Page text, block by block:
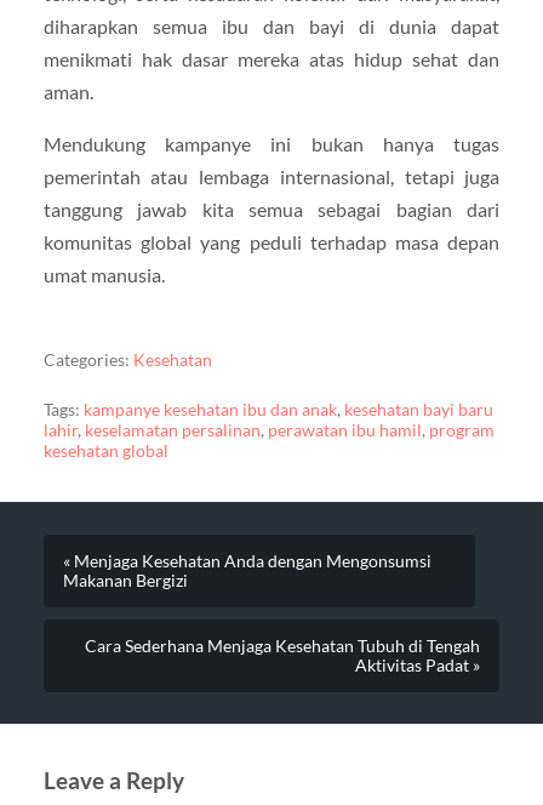
diharapkan semua ibu dan bayi di dunia dapat
menikmati hak dasar mereka atas hidup sehat dan
aman.
Mendukung kampanye ini bukan hanya tugas
pemerintah atau lembaga internasional, tetapi juga
tanggung jawab kita semua sebagai bagian dari
komunitas global yang peduli terhadap masa depan
umat manusia.
Categories: Kesehatan
Tags: kampanye kesehatan ibu dan anak, kesehatan bayi baru
lahir, keselamatan persalinan, perawatan ibu hamil, program
kesehatan global
« Menjaga Kesehatan Anda dengan Mengonsumsi
Makanan Bergizi
Cara Sederhana Menjaga Kesehatan Tubuh di Tengah
Aktivitas Padat »
Leave a Reply